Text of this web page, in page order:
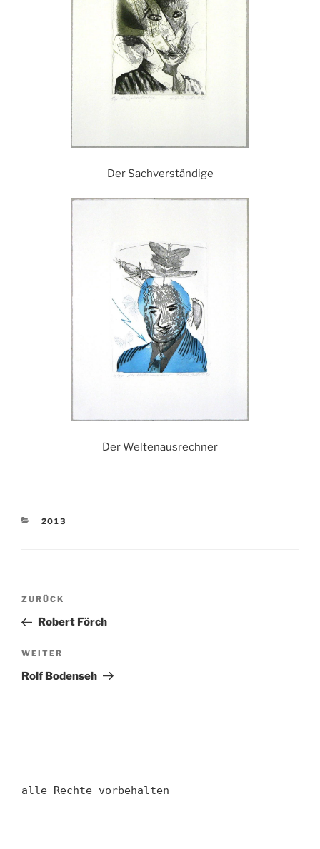
Der Sachverständige
Der Weltenausrechner
KATEGORIEN
2013
Beitragsnavigation
Vorheriger
Beitrag
ZURÜCK
Robert Förch
Nächster
Beitrag
WEITER
Rolf Bodenseh
alle Rechte vorbehalten